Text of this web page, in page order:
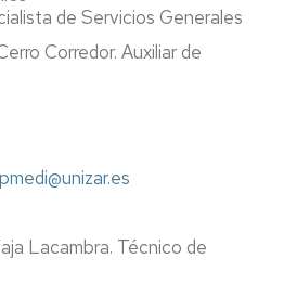
de Servicios Generales
Corredor. Auxiliar de
Lacambra. Técnico de